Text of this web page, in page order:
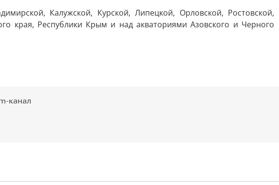
Калужской, Курской, Липецкой, Орловской, Ростовской,
края, Республики Крым и над акваториями Азовского и Черного
канал